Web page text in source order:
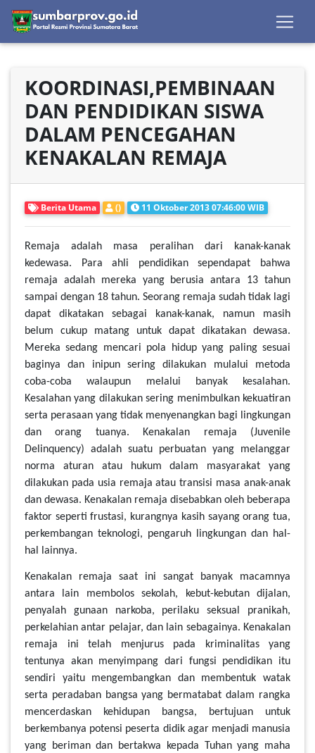
KOORDINASI,PEMBINAAN
DAN PENDIDIKAN SISWA
DALAM PENCEGAHAN
KENAKALAN REMAJA
Berita Utama () 11 Oktober 2013 07:46:00 WIB
Remaja adalah masa peralihan dari kanak-kanak
kedewasa. Para ahli pendidikan sependapat bahwa
remaja adalah mereka yang berusia antara 13 tahun
sampai dengan 18 tahun. Seorang remaja sudah tidak lagi
dapat dikatakan sebagai kanak-kanak, namun masih
belum cukup matang untuk dapat dikatakan dewasa.
Mereka sedang mencari pola hidup yang paling sesuai
baginya dan inipun sering dilakukan mulalui metoda
coba-coba walaupun melalui banyak kesalahan.
Kesalahan yang dilakukan sering menimbulkan kekuatiran
serta perasaan yang tidak menyenangkan bagi lingkungan
dan orang tuanya. Kenakalan remaja (Juvenile
Delinquency) adalah suatu perbuatan yang melanggar
norma aturan atau hukum dalam masyarakat yang
dilakukan pada usia remaja atau transisi masa anak-anak
dan dewasa. Kenakalan remaja disebabkan oleh beberapa
faktor seperti frustasi, kurangnya kasih sayang orang tua,
perkembangan teknologi, pengaruh lingkungan dan hal-
hal lainnya.
Kenakalan remaja saat ini sangat banyak macamnya
antara lain membolos sekolah, kebut-kebutan dijalan,
penyalah gunaan narkoba, perilaku seksual pranikah,
perkelahian antar pelajar, dan lain sebagainya. Kenakalan
remaja ini telah menjurus pada kriminalitas yang
tentunya akan menyimpang dari fungsi pendidikan itu
sendiri yaitu mengembangkan dan membentuk watak
serta peradaban bangsa yang bermatabat dalam rangka
mencerdaskan kehidupan bangsa, bertujuan untuk
berkembanya potensi peserta didik agar menjadi manusia
yang beriman dan bertakwa kepada Tuhan yang maha